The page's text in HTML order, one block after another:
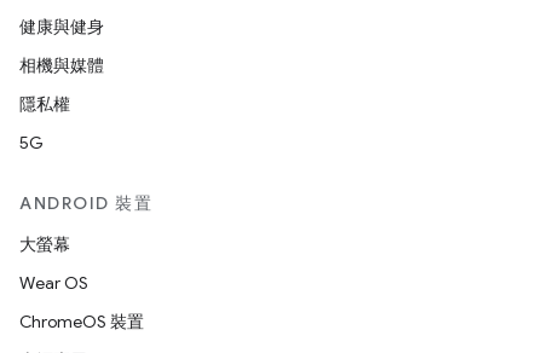
健康與健身
相機與媒體
隱私權
5G
ANDROID 裝置
大螢幕
Wear OS
ChromeOS 裝置